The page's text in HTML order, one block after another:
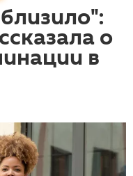
о
в